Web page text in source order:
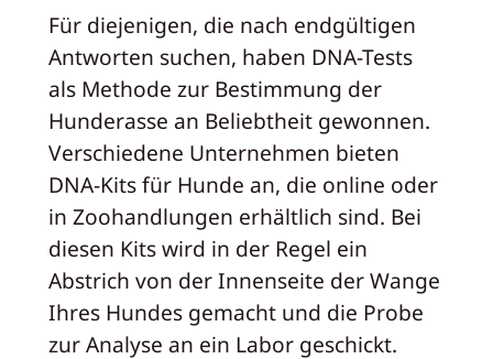
Für diejenigen, die nach endgültigen
Antworten suchen, haben DNA-Tests
als Methode zur Bestimmung der
Hunderasse an Beliebtheit gewonnen.
Verschiedene Unternehmen bieten
DNA-Kits für Hunde an, die online oder
in Zoohandlungen erhältlich sind. Bei
diesen Kits wird in der Regel ein
Abstrich von der Innenseite der Wange
Ihres Hundes gemacht und die Probe
zur Analyse an ein Labor geschickt.